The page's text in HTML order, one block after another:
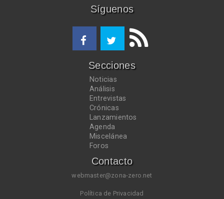
Síguenos
Secciones
Noticias
Análisis
Entrevistas
Crónicas
Lanzamientos
Agenda
Miscelánea
Foros
Contacto
webmaster@zona-zero.net
Política de Privacidad